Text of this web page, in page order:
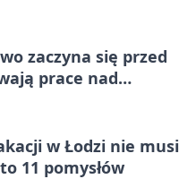
zaczyna się przed
prace nad
w Łodzi nie musi
11 pomysłów